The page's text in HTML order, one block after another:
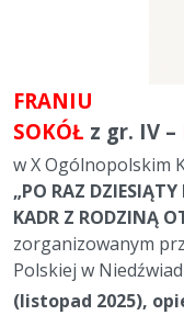
FRANIU
SOKÓŁ z gr. IV –
w X Ogólnopolskim
„PO RAZ
KADR Z RODZINĄ
zorganizowanym
Polskiej w
(listopad 2025),